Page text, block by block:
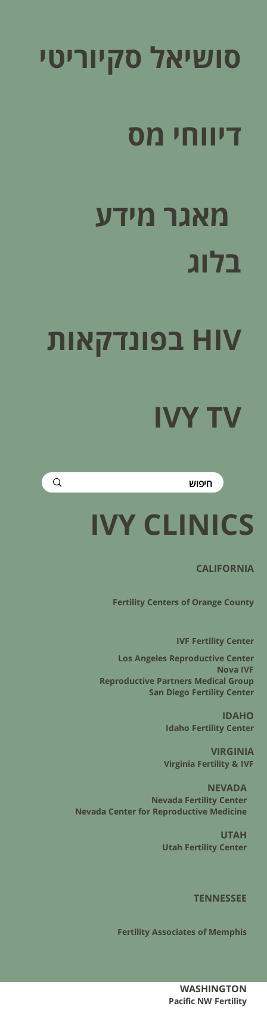
סושיאל סקיוריטי
דיווחי מס
מאגר מידע
בלוג
HIV בפונדקאות​
IVY TV
NEVADA
Nevada Fertility Center
Nevada Center for Reproductive Medicine
UTAH
Utah Fertility Center
TENNESSEE
Fertility Associates of Memphis​
WASHINGTON
Pacific NW Fertility
IVY CLINICS
CALIFORNIA
Fertility Centers of Orange County
IVF Fertility Center
Los Angeles Reproductive Center
Nova IVF
Reproductive Partners Medical Group
San Diego Fertility Center
IDAHO
Idaho Fertility Center
VIRGINIA
Virginia Fertility & IVF